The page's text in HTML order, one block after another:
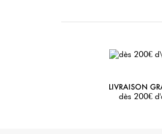
LIVRAISON
dès 200€